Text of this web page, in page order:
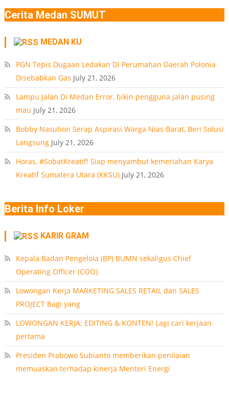
Ledakan
Rumah
Medan
Cerita Medan SUMUT
MEDAN KU
PGN Tepis Dugaan Ledakan Di Perumahan Daerah Polonia
Disebabkan Gas July 21, 2026
Lampu Jalan Di Medan Error, bikin pengguna jalan pusing
mau July 21, 2026
Bobby Nasution Serap Aspirasi Warga Nias Barat, Beri Solusi
Langsung July 21, 2026
Horas, #SobatKreatif! Siap menyambut kemeriahan Karya
Kreatif Sumatera Utara (KKSU) July 21, 2026
Berita Info Loker
KARIR GRAM
Kepala Badan Pengelola (BP) BUMN sekaligus Chief
Operating Officer (COO)
Lowongan Kerja MARKETING SALES RETAIL dan SALES
PROJECT Bagi yang
LOWONGAN KERJA: EDITING & KONTEN! Lagi cari kerjaan
pertama
Presiden Prabowo Subianto memberikan penilaian
memuaskan terhadap kinerja Menteri Energi